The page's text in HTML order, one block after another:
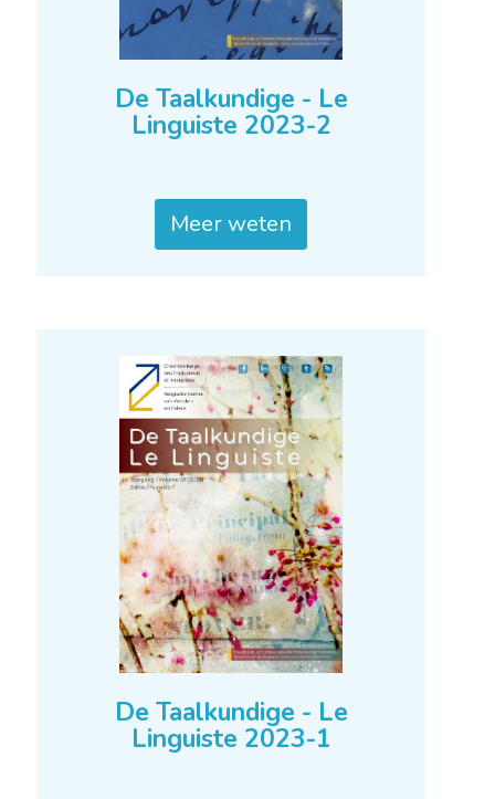
De Taalkundige - Le
Linguiste 2023-2
Meer weten
De Taalkundige - Le
Linguiste 2023-1